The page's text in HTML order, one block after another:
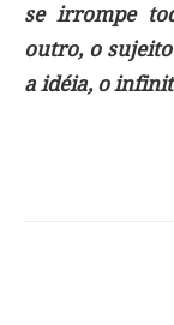
se irrompe
outro, o
a idéia, o